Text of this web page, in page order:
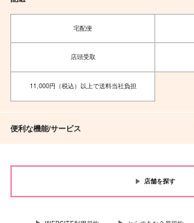
宅配便
店頭受取
11,000円（税込）以上で送料当社負担
便利な機能/サービス
店舗を探す